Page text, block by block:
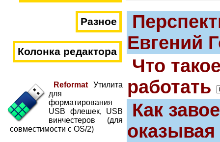
Разное
Колонка редактора
Reformat Утилита
для
форматирования
USB флешек, USB
винчестеров (для
совместимости с OS/2)
Евгений
Что
работать
Как